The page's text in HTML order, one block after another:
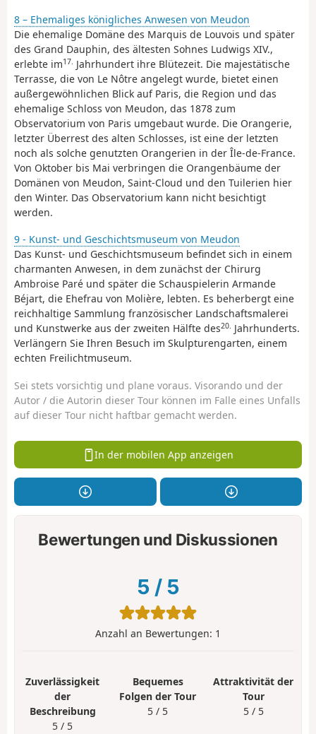
8 – Ehemaliges königliches Anwesen von Meudon
Die ehemalige Domäne des Marquis de Louvois und später
des Grand Dauphin, des ältesten Sohnes Ludwigs XIV.,
erlebte im17. Jahrhundert ihre Blütezeit. Die majestätische
Terrasse, die von Le Nôtre angelegt wurde, bietet einen
außergewöhnlichen Blick auf Paris, die Region und das
ehemalige Schloss von Meudon, das 1878 zum
Observatorium von Paris umgebaut wurde. Die Orangerie,
letzter Überrest des alten Schlosses, ist eine der letzten
noch als solche genutzten Orangerien in der Île-de-France.
Von Oktober bis Mai verbringen die Orangenbäume der
Domänen von Meudon, Saint-Cloud und den Tuilerien hier
den Winter. Das Observatorium kann nicht besichtigt
werden.
9 - Kunst- und Geschichtsmuseum von Meudon
Das Kunst- und Geschichtsmuseum befindet sich in einem
charmanten Anwesen, in dem zunächst der Chirurg
Ambroise Paré und später die Schauspielerin Armande
Béjart, die Ehefrau von Molière, lebten. Es beherbergt eine
reichhaltige Sammlung französischer Landschaftsmalerei
und Kunstwerke aus der zweiten Hälfte des20. Jahrhunderts.
Verlängern Sie Ihren Besuch im Skulpturengarten, einem
echten Freilichtmuseum.
Sei stets vorsichtig und plane voraus. Visorando und der
Autor / die Autorin dieser Tour können im Falle eines Unfalls
auf dieser Tour nicht haftbar gemacht werden.
In der mobilen App anzeigen
Bewertungen und Diskussionen
5 / 5
Anzahl an Bewertungen: 1
Zuverlässigkeit
der
Beschreibung
5 / 5
Bequemes
Folgen der Tour
5 / 5
Attraktivität der
Tour
5 / 5